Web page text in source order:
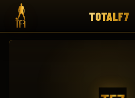
TOTALF7